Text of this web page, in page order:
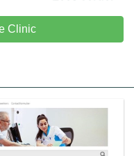
Clinic